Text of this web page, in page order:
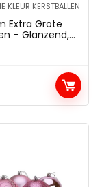
KLEUR KERSTBALLEN
Extra Grote
– Glanzend,